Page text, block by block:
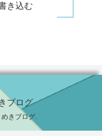
き込む
ブログ
きブログ.